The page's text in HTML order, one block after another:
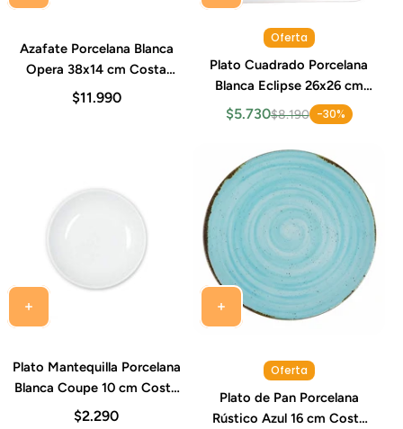
Azafate Porcelana Blanca
Opera 38x14 cm Costa
Verde
$11.990
Oferta
Plato Cuadrado Porcelana
Blanca Eclipse 26x26 cm
Costa Verde
$5.730$8.190 -30%
Plato Mantequilla Porcelana
Blanca Coupe 10 cm Costa
Verde
$2.290
Oferta
Plato de Pan Porcelana
Rústico Azul 16 cm Costa